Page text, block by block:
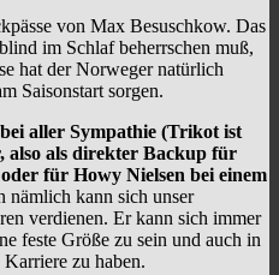
von Max Besuschkow. Das
im Schlaf beherrschen muß,
hat der Norweger natürlich
Saisonstart sorgen.
aller Sympathie (Trikot ist
also als direkter Backup für
für Howy Nielsen bei einem
nämlich kann sich unser
verdienen. Er kann sich immer
feste Größe zu sein und auch in
zu haben.